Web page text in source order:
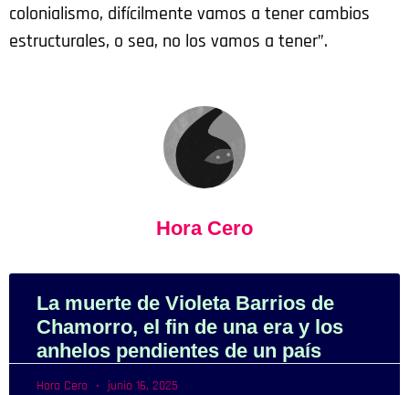
colonialismo, difícilmente vamos a tener cambios
estructurales, o sea, no los vamos a tener”.
Hora Cero
La muerte de Violeta Barrios de
Chamorro, el fin de una era y los
anhelos pendientes de un país
Hora Cero junio 16, 2025